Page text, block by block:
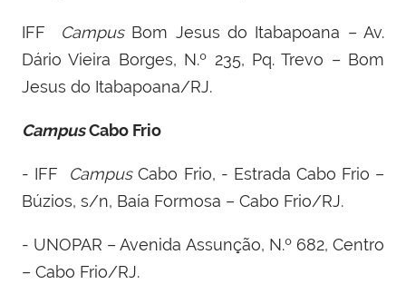
IFF ­ CampusBom Jesus do Itabapoana – Av.
Dário Vieira Borges, N.º 235, Pq. Trevo – Bom
Jesus do Itabapoana/RJ.
CampusCabo Frio
- IFF ­ CampusCabo Frio, - Estrada Cabo Frio –
Búzios, s/n, Baía Formosa – Cabo Frio/RJ.
- UNOPAR – Avenida Assunção, N.º 682, Centro
– Cabo Frio/RJ.